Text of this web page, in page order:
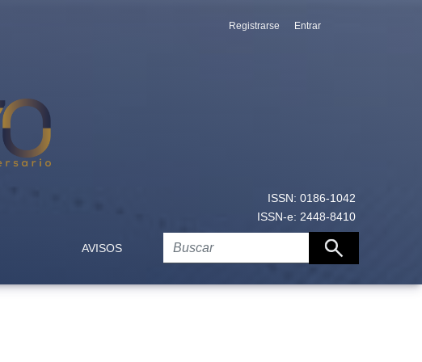
ISSN: 0186-1042
ISSN-e: 2448-8410
AVISOS
Registrarse Entrar